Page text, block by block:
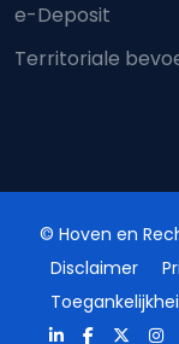
e-Deposit
Territoriale
© Hoven en
Disclaimer